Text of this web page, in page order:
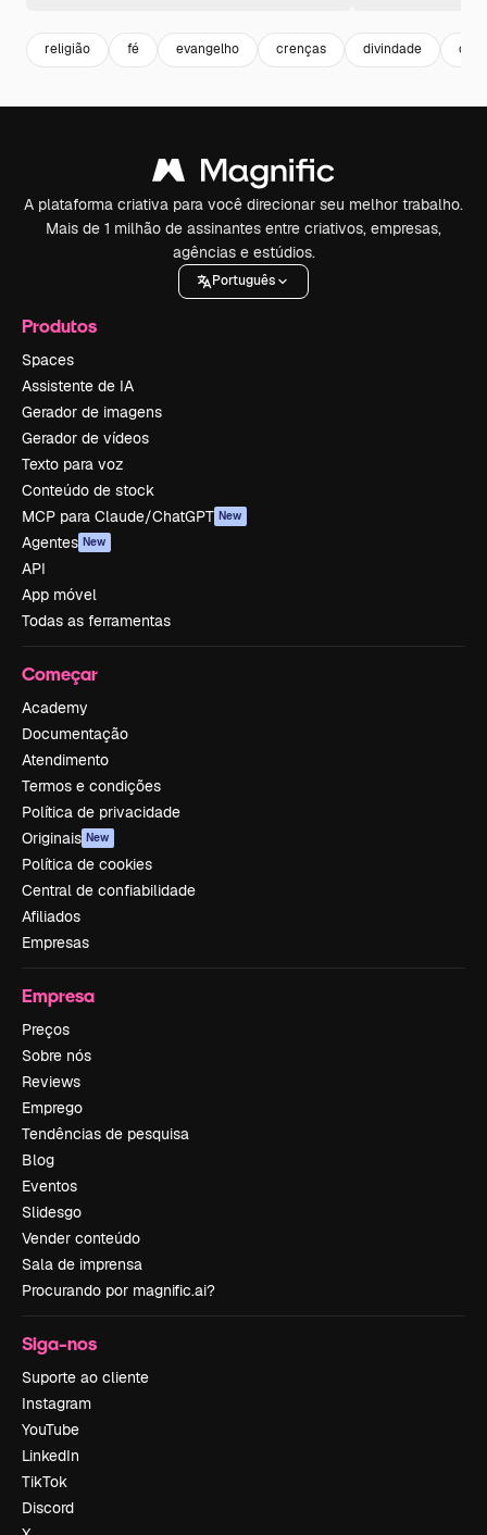
religião fé evangelho crenças divindade
A plataforma criativa para você direcionar seu melhor trabalho.
Mais de 1 milhão de assinantes entre criativos, empresas,
agências e estúdios.
Português
Produtos
Spaces
Assistente de IA
Gerador de imagens
Gerador de vídeos
Texto para voz
Conteúdo de stock
MCP para Claude/ChatGPT New
Agentes New
API
App móvel
Todas as ferramentas
Começar
Academy
Documentação
Atendimento
Termos e condições
Política de privacidade
Originais New
Política de cookies
Central de confiabilidade
Afiliados
Empresas
Empresa
Preços
Sobre nós
Reviews
Emprego
Tendências de pesquisa
Blog
Eventos
Slidesgo
Vender conteúdo
Sala de imprensa
Procurando por magnific.ai?
Siga-nos
Suporte ao cliente
Instagram
YouTube
LinkedIn
TikTok
Discord